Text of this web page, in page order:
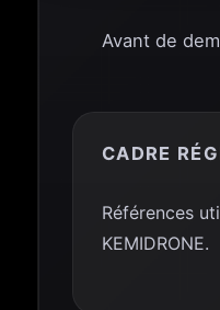
Avant de
CADRE
Références
KEMIDRONE.